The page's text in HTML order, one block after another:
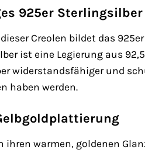
925er Sterlingsilber
Creolen bildet das
ist eine Legierung aus
widerstandsfähiger und
haben werden.
ihren warmen, goldenen